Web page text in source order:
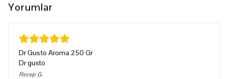
Yorumlar
Dr Gusto Aroma 250 Gr
Dr gusto
Recep G.